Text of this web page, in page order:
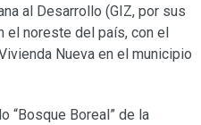
al Desarrollo (GIZ, por sus
el noreste del país, con el
Nueva en el municipio
“Bosque Boreal” de la